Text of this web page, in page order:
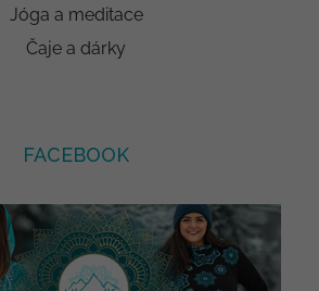
Jóga a meditace
Čaje a dárky
FACEBOOK